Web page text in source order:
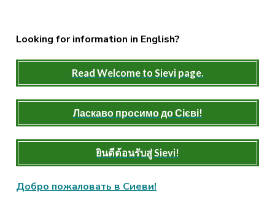
Looking for information in English?
Read Welcome to Sievi page.
Ласкаво просимо до Сієві!
ยินดีต้อนรับสู่ Sievi!
Добро пожаловать в Сиеви!